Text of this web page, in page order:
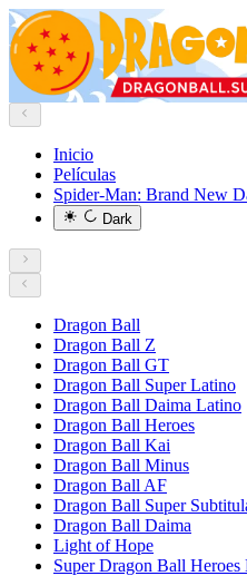
Inicio
Películas
Spider-Man: Brand New
Dark
Dragon Ball
Dragon Ball Z
Dragon Ball GT
Dragon Ball Super Latino
Dragon Ball Daima Latino
Dragon Ball Heroes
Dragon Ball Kai
Dragon Ball Minus
Dragon Ball AF
Dragon Ball Super
Dragon Ball Daima
Light of Hope
Super Dragon Ball Heroes